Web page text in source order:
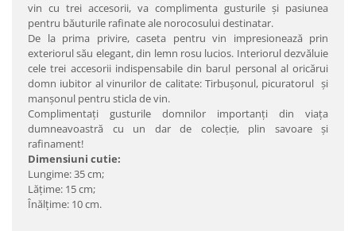
vin cu trei accesorii, va complimenta gusturile şi pasiunea
pentru băuturile rafinate ale norocosului destinatar.
De la prima privire, caseta pentru vin impresionează prin
exteriorul său elegant, din lemn rosu lucios. Interiorul dezvăluie
cele trei accesorii indispensabile din barul personal al oricărui
domn iubitor al vinurilor de calitate: Tirbuşonul, picuratorul şi
manşonul pentru sticla de vin.
Complimentaţi gusturile domnilor importanţi din viaţa
dumneavoastră cu un dar de colecţie, plin savoare şi
rafinament!
Dimensiuni cutie:
Lungime: 35 cm;
Lățime: 15 cm;
Înălțime: 10 cm.